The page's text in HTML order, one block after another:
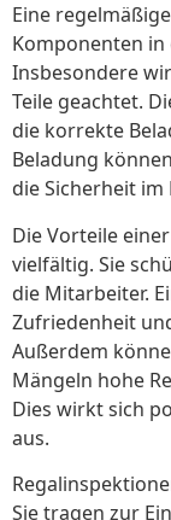
Eine
Komponenten
Insbesondere
Teile geachtet.
die korrekte
Beladung
die Sicherheit
Die Vorteile
vielfältig. Sie
die Mitarbeiter.
Zufriedenheit
Außerdem
Mängeln hohe
Dies wirkt sich
aus.
Sie tragen zur